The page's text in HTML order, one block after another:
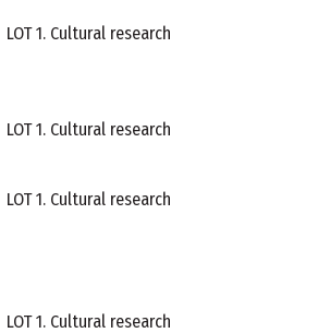
LOT 1. Cultural research
LOT 1. Cultural research
LOT 1. Cultural research
LOT 1. Cultural research